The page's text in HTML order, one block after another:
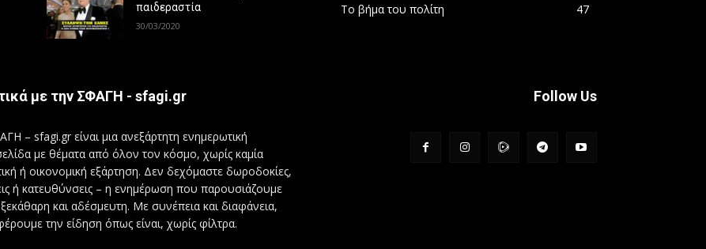
παιδεραστία
30/03/2020
Το βήμα του πολίτη
47
με την ΣΦΑΓΗ - sfagi.gr
– sfagi.gr είναι μια ανεξάρτητη ενημερωτική
με θέματα από όλον τον κόσμο, χωρίς καμία
ή οικονομική εξάρτηση. Δεν δεχόμαστε δωροδοκίες,
ή κατευθύνσεις – η ενημέρωση που παρουσιάζουμε
ξεκάθαρη και αδέσμευτη. Με συνέπεια και διαφάνεια,
την είδηση όπως είναι, χωρίς φίλτρα.
Follow Us